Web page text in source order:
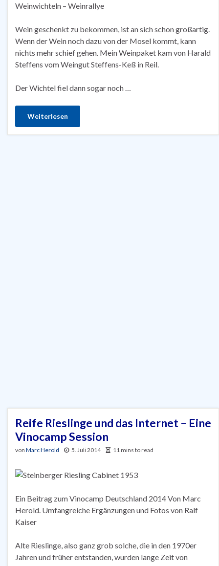
Weinwichteln – Weinrallye
Wein geschenkt zu bekommen, ist an sich schon großartig.
Wenn der Wein noch dazu von der Mosel kommt, kann
nichts mehr schief gehen. Mein Weinpaket kam von Harald
Steffens vom Weingut Steffens-Keß in Reil.
Der Wichtel fiel dann sogar noch …
Weiterlesen
Reife Rieslinge und das Internet – Eine
Vinocamp Session
von Marc Herold 5. Juli 2014 11 mins to read
Ein Beitrag zum Vinocamp Deutschland 2014 Von Marc
Herold. Umfangreiche Ergänzungen und Fotos von Ralf
Kaiser
Alte Rieslinge, also ganz grob solche, die in den 1970er
Jahren und früher entstanden, wurden lange Zeit von